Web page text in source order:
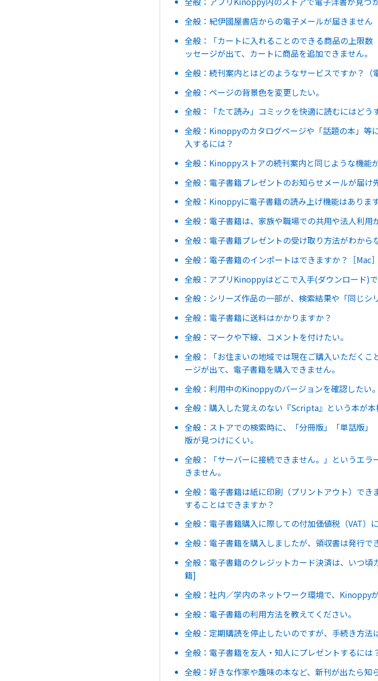
全般：紀伊國屋書店からの電子メールが届きません
全般：「カートに入れることのできる商品の上限数
ッセージが出て、カートに商品を追加できません。
全般：続刊案内とはどのようなサービスですか？（
全般：ページの背景色を変更したい。
全般：「たて読み」コミックを快適に読むにはどう
全般：Kinoppyのカタログページや「話題の本」等
入するには？
全般：Kinoppyストアの続刊案内と同じような機能
全般：電子書籍プレゼントのお知らせメールが届け
全般：Kinoppyに電子書籍の読み上げ機能はありま
全般：電子書籍は、家族や職場での共用や法人利用
全般：電子書籍プレゼントの受け取り方法がわから
全般：電子書籍のインポートはできますか？［Mac］
全般：アプリKinoppyはどこで入手(ダウンロード)
全般：シリーズ作品の一部が、検索結果や「同じシ
全般：電子書籍に送料はかかりますか？
全般：マークや下線、コメントを付けたい。
全般：「お住まいの地域では現在ご購入いただくこ
ージが出て、電子書籍を購入できません。
全般：利用中のKinoppyのバージョンを確認したい。
全般：購入した覚えのない『Scripta』という本が本
全般：ストアでの検索時に、「分冊版」「単話版」
版が見つけにくい。
全般：「サーバーに接続できません。」というエ
きません。
全般：電子書籍は紙に印刷（プリントアウト）で
することはできますか？
全般：電子書籍購入に際しての付加価値税（VAT）
全般：電子書籍を購入しましたが、領収書は発行で
全般：電子書籍のクレジットカード決済は、いつ
籍]
全般：社内／学内のネットワーク環境で、Kinoppy
全般：電子書籍の利用方法を教えてください。
全般：定期購読を停止したいのですが、手続き方法
全般：電子書籍を友人・知人にプレゼントするには
全般：好きな作家や趣味の本など、新刊が出たら